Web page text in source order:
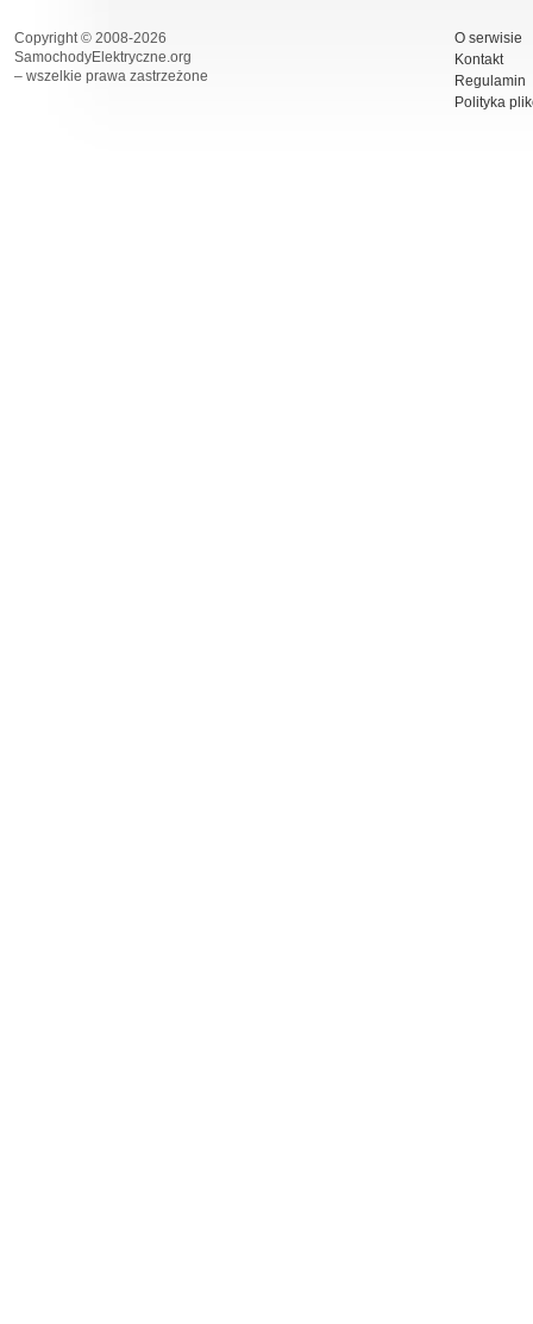
Copyright © 2008-2026
SamochodyElektryczne.org
– wszelkie prawa zastrzeżone
O serwisie
Kontakt
Regulamin
Polityka